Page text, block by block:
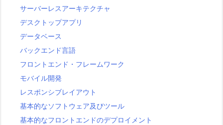
サーバーレスアーキテクチャ
デスクトップアプリ
データベース
バックエンド言語
フロントエンド・フレームワーク
モバイル開発
レスポンシブレイアウト
基本的なソフトウェア及びツール
基本的なフロントエンドのデプロイメント